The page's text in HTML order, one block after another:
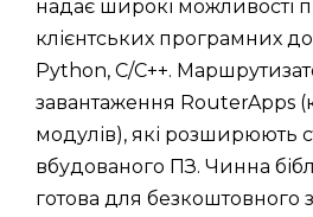
надає широкі можливості
клієнтських програмних
Python, C/C++.
завантаження RouterApps
модулів), які розширюють
вбудованого ПЗ. Чинна
готова для безкоштовного